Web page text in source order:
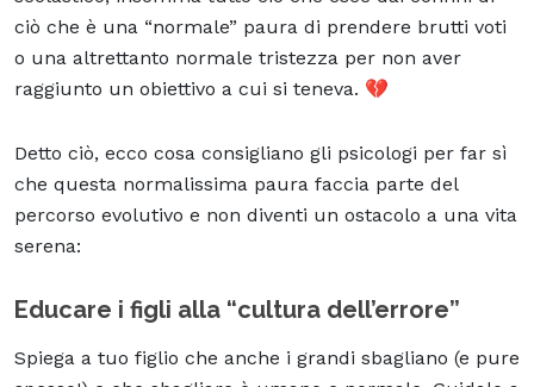
ciò che è una “normale” paura di prendere brutti voti
o una altrettanto normale tristezza per non aver
raggiunto un obiettivo a cui si teneva. 💔
Detto ciò, ecco cosa consigliano gli psicologi per far sì
che questa normalissima paura faccia parte del
percorso evolutivo e non diventi un ostacolo a una vita
serena:
Educare i figli alla “cultura dell’errore”
Spiega a tuo figlio che anche i grandi sbagliano (e pure